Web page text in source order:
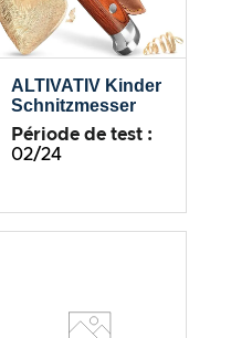
ALTIVATIV Kinder
Schnitzmesser
Période de test :
02/24